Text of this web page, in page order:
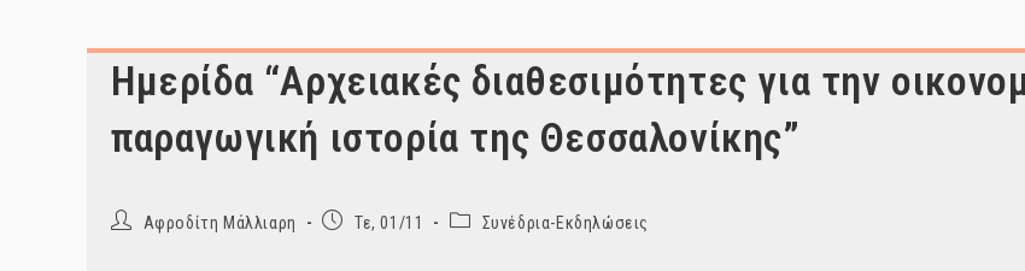
Ημερίδα “Αρχειακές διαθεσιμότητες για την
παραγωγική ιστορία της Θεσσαλονίκης”
PostΑφροδίτη Μάλλιαρη
PostΤε, 01/11
PostΣυνέδρια-Εκδηλώσεις